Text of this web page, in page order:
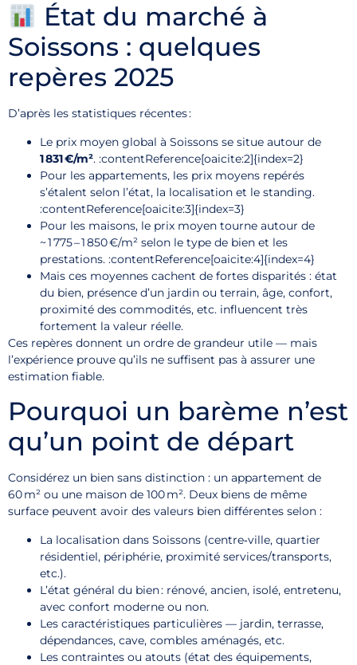
État du marché à
Soissons : quelques
repères 2025
D’après les statistiques récentes :
Le prix moyen global à Soissons se situe autour de
1 831 €/m². :contentReference[oaicite:2]{index=2}
Pour les appartements, les prix moyens repérés
s’étalent selon l’état, la localisation et le standing.
:contentReference[oaicite:3]{index=3}
Pour les maisons, le prix moyen tourne autour de
~ 1 775 – 1 850 €/m² selon le type de bien et les
prestations. :contentReference[oaicite:4]{index=4}
Mais ces moyennes cachent de fortes disparités : état
du bien, présence d’un jardin ou terrain, âge, confort,
proximité des commodités, etc. influencent très
fortement la valeur réelle.
Ces repères donnent un ordre de grandeur utile — mais
l’expérience prouve qu’ils ne suffisent pas à assurer une
estimation fiable.
Pourquoi un barème n’est
qu’un point de départ
Considérez un bien sans distinction : un appartement de
60 m² ou une maison de 100 m². Deux biens de même
surface peuvent avoir des valeurs bien différentes selon :
La localisation dans Soissons (centre‑ville, quartier
résidentiel, périphérie, proximité services/transports,
etc.).
L’état général du bien : rénové, ancien, isolé, entretenu,
avec confort moderne ou non.
Les caractéristiques particulières — jardin, terrasse,
dépendances, cave, combles aménagés, etc.
Les contraintes ou atouts (état des équipements,